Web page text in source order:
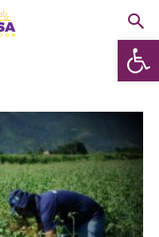
Abrir